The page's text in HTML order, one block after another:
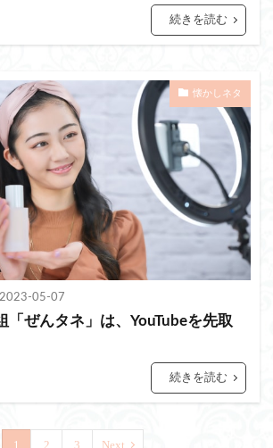
続きを読む
懐かしネタ
2023-05-07
「ぜんタネ」は、YouTubeを先取
続きを読む
1 2 3 Next